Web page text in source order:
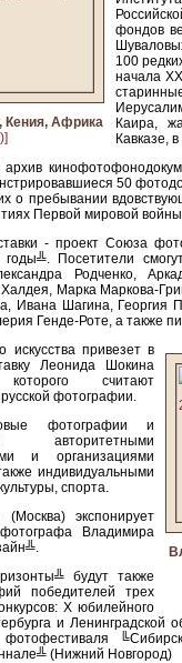
Кения, Африка
фондов
100
начала
Каира,
Кавказе,
50
о пребывании
Первой мировой
- проект Союза
Посетители
Родченко,
Халдея, Марка Маркова-
Ивана Шагина, Георгия
Генде-Роте, а также
искусства привезет в
Леонида Шокина
считают
фотографии.
фотографии и
авторитетными
и организациями
индивидуальными
спорта.
экспонирует
Владимира
будут также
победителей трех
X юбилейного
и
фотофестиваля
(Нижний Новгород)